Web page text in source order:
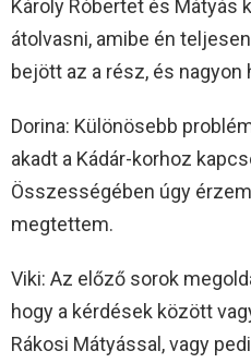
Károly Róbertet és Mátyás
átolvasni, amibe én
bejött az a rész, és nagyon
Dorina: Különösebb
akadt a Kádár-korhoz
Összességében úgy
megtettem.
Viki: Az előző sorok
hogy a kérdések között
Rákosi Mátyással, vagy